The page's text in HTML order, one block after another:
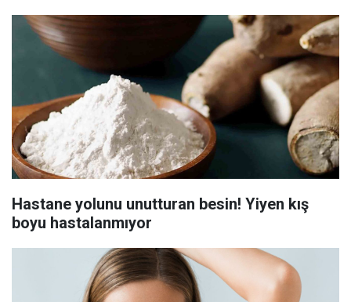
Hastane yolunu unutturan besin! Yiyen kış
boyu hastalanmıyor